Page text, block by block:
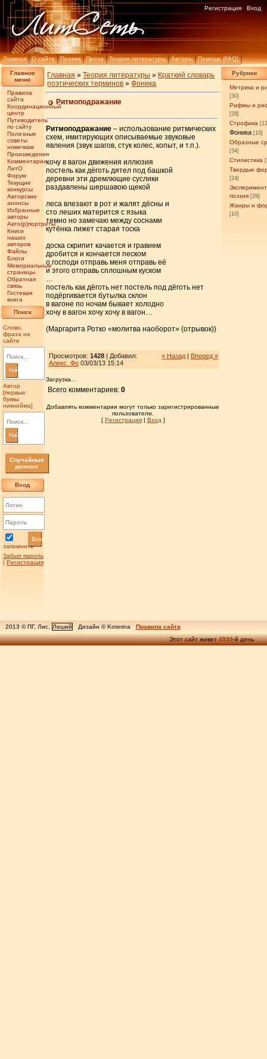
Главная О сайте Поэзия Проза Теория литературы Авторы Помощь (FAQ)
Регистрация Вход
Главное
меню
Правила
сайта
Координационный
центр
Путеводитель
по сайту
Полезные
советы
новичкам
Произведения
Комментарии
ЛитО
Форум
Текущие
конкурсы
Авторские
анонсы
Избранные
авторы
Авто(р)портреты
Книги
наших
авторов
Файлы
Блоги
Мемориальные
страницы
Обратная
связь
Гостевая
книга
Поиск
Слово,
фраза на
сайте
Найти
Автор
[первые
буквы
никнейма]
Найти
Случайные
данные
Вход
запомнить
Вход
Забыл пароль
| Регистрация
Рубрики
Метрика и
[30]
Рифмы и
[28]
Строфика
Фоника [16]
Образные
[34]
Стилистика
Твердые
[24]
поэзия [29]
Жанры и
[10]
Главная »Теория литературы » Краткий словарь
поэтических терминов »Фоника
Ритмоподражание
Ритмоподражание – использование ритмических
схем, имитирующих описываемые звуковые
явления (звук шагов, стук колес, копыт, и т.п.).
хочу в вагон движения иллюзия
постель как дёготь дятел под башкой
деревни эти дремлющие суслики
раздавлены шершавою щекой
леса влезают в рот и жалят дёсны и
сто леших матерится с языка
темно но замечаю между соснами
кутёнка лижет старая тоска
доска скрипит качается и гравием
дробится и кончается песком
о господи отправь меня отправь её
и этого отправь сплошным куском
…
постель как дёготь нет постель под дёготь нет
подёргивается бутылка склон
в вагоне по ночам бывает холодно
хочу в вагон хочу хочу в вагон…
(Маргарита Ротко «молитва наоборот» (отрывок))
« Назад | Вперед »
Просмотров: 1428| Добавил:
Алекс_Фо03/03/13 15:14
Загрузка...
Всего комментариев:0
Добавлять комментарии могут только зарегистрированные
пользователи.
[ Регистрация| Вход ]
2013 © ПГ, Лис, Леший Дизайн © Koterina
Правила сайта
Этот сайт живет4939-й день